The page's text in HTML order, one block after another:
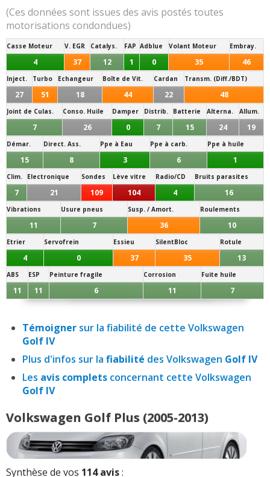
(Ces données sont issues des avis postés toutes
motorisations condondues)
Casse Moteur V. EGR Catalys. FAP Adblue Volant Moteur Embray.
4 37 12 1 0 35 46
Inject. Turbo Echangeur Boîte de Vit. Cardan Transm. (Diff./BDT)
27 51 18 44 22 48
Joint de Culas. Conso. Huile Damper Distrib. Batterie Alterna. Allum.
7 26 0 7 15 24 19
Démar. Direct. Ass. Ppe à Eau Ppe à carb. Ppe à huile
15 8 3 6 1
Clim. Electronique Sondes Lève vitre Radio/CD Bruits parasites
7 21 109 104 4 16
Vibrations Usure pneus Susp. / Amort. Roulements
11 7 36 10
Etrier Servofrein Essieu SilentBloc Rotule
4 0 37 35 13
ABS ESP Peinture fragile Corrosion Fuite huile
11 11 6 11 7
Témoigner sur la fiabilité de cette Volkswagen
Golf IV
Plus d'infos sur la fiabilité des Volkswagen Golf IV
Les avis complets concernant cette Volkswagen
Golf IV
Volkswagen Golf Plus (2005-2013)
Synthèse de vos 114 avis: